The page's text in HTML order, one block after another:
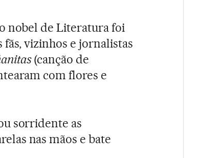
nobel de Literatura foi
fãs, vizinhos e jornalistas
(canção de
com flores e
sorridente as
nas mãos e bate